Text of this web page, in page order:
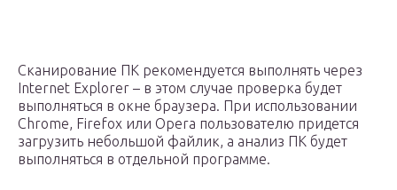
Сканирование ПК рекомендуется выполнять через
Internet Explorer – в этом случае проверка будет
выполняться в окне браузера. При использовании
Chrome, Firefox или Opera пользователю придется
загрузить небольшой файлик, а анализ ПК будет
выполняться в отдельной программе.